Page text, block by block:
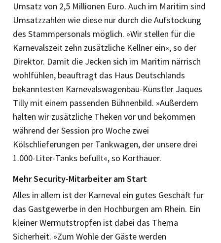
Umsatz von 2,5 Millionen Euro. Auch im Maritim sind
Umsatzzahlen wie diese nur durch die Aufstockung
des Stammpersonals möglich. »Wir stellen für die
Karnevalszeit zehn zusätzliche Kellner ein«, so der
Direktor. Damit die Jecken sich im Maritim närrisch
wohlfühlen, beauftragt das Haus Deutschlands
bekanntesten Karnevalswagenbau-Künstler Jaques
Tilly mit einem passenden Bühnenbild. »Außerdem
halten wir zusätzliche Theken vor und bekommen
während der Session pro ­Woche zwei
Kölschlieferungen per Tank­wagen, der unsere drei
1.000-Liter-Tanks befüllt«, so Korthäuer.
Mehr Security-Mitarbeiter am Start
Alles in allem ist der Karneval ein gutes Geschäft für
das Gastgewerbe in den Hochburgen am Rhein. Ein
kleiner Wermutstropfen ist dabei das Thema
Sicherheit. »Zum Wohle der Gäste werden